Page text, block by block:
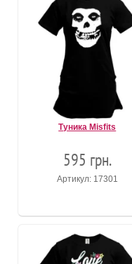
Туника Misfits
595 грн.
Артикул: 17301